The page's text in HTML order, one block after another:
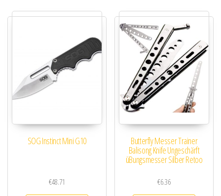
SOG Instinct Mini G10
€48.71
Butterfly Messer Trainer
Balisong Knife Ungeschärft
üBungsmesser Silber Retoo
€6.36